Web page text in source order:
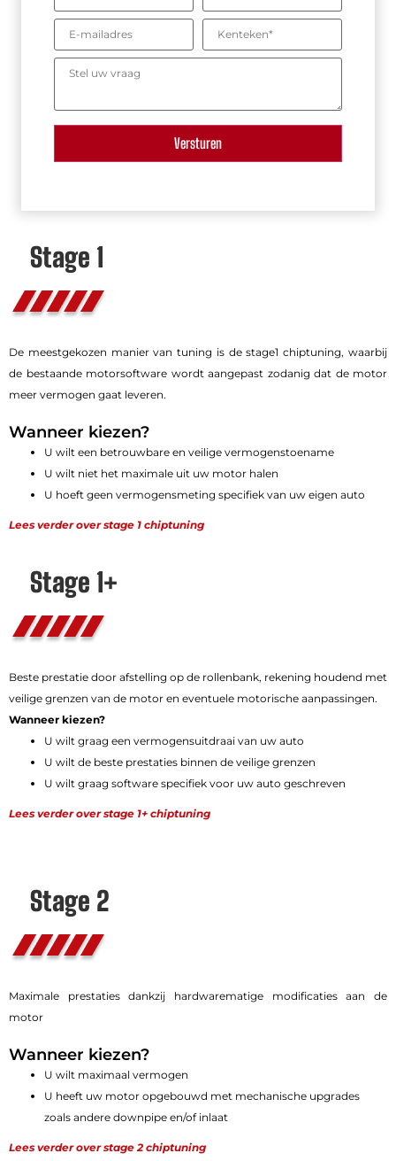
Stage 1
De meestgekozen manier van tuning is de stage1 chiptuning, waarbij
de bestaande motorsoftware wordt aangepast zodanig dat de motor
meer vermogen gaat leveren.
Wanneer kiezen?
U wilt een betrouwbare en veilige vermogenstoename
U wilt niet het maximale uit uw motor halen
U hoeft geen vermogensmeting specifiek van uw eigen auto
Lees verder over stage 1 chiptuning
Stage 1+
Beste prestatie door afstelling op de rollenbank, rekening houdend met
veilige grenzen van de motor en eventuele motorische aanpassingen.
Wanneer kiezen?
U wilt graag een vermogensuitdraai van uw auto
U wilt de beste prestaties binnen de veilige grenzen
U wilt graag software specifiek voor uw auto geschreven
Lees verder over stage 1+ chiptuning
Stage 2
Maximale prestaties dankzij hardwarematige modificaties aan de
motor
Wanneer kiezen?
U wilt maximaal vermogen
U heeft uw motor opgebouwd met mechanische upgrades
zoals andere downpipe en/of inlaat
Lees verder over stage 2 chiptuning